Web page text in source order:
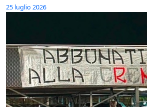
25 luglio 2026